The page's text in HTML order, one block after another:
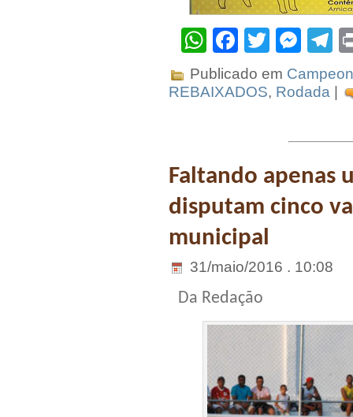
WhatsApp
Facebook
Twitter
Publicado em
REBAIXADOS, Rodada
Faltando apenas
disputam cinco
municipal
31/maio/2016 . 10:08
Da Redação